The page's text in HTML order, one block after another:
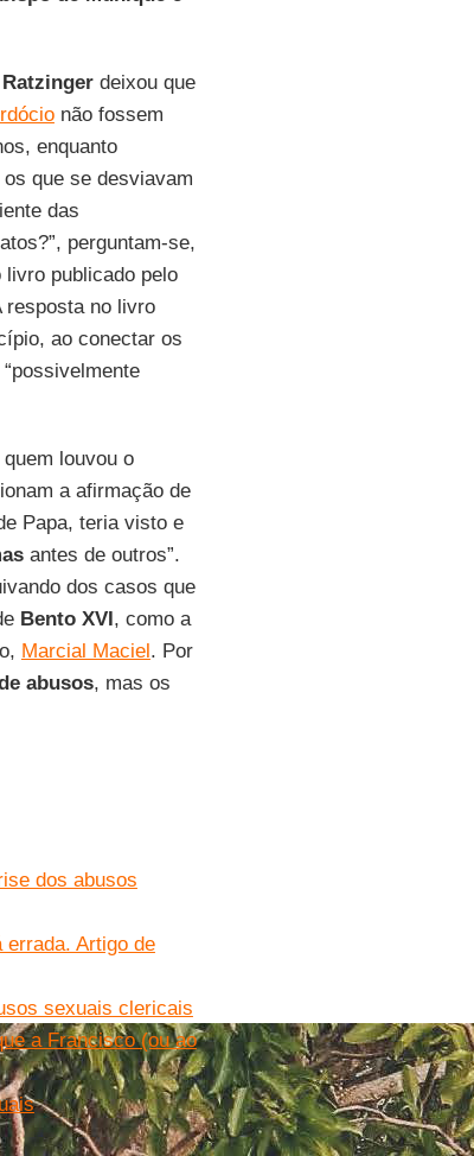
Ratzingerdeixou que
não fossem
enquanto
que se desviavam
das
perguntam-se,
livro publicado pelo
resposta no livro
ao conectar os
louvou o
a afirmação de
Papa, teria visto e
antes de outros”.
dos casos que
Bento XVI, como a
Marcial Maciel. Por
abusos, mas os
dos abusos
Artigo de
sexuais clericais
a Francisco (ou ao